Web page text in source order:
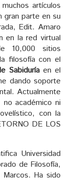
artículos
gran parte en su
Edit. Amaro
en la red virtual
10,000 sitios
filosofía con el
Sabiduríaen el
dando soporte
Actualmente
académico ni
con la
DE LOS
Universidad
de Filosofía,
Marcos. Ha sido